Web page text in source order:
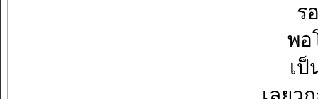
ร
พอ
เ